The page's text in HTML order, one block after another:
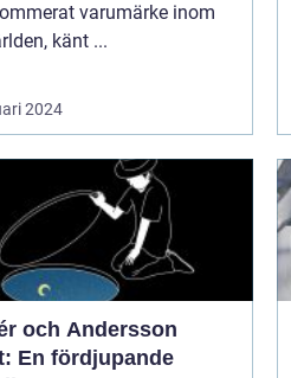
varumärke inom
känt ...
2024
och Andersson
En fördjupande